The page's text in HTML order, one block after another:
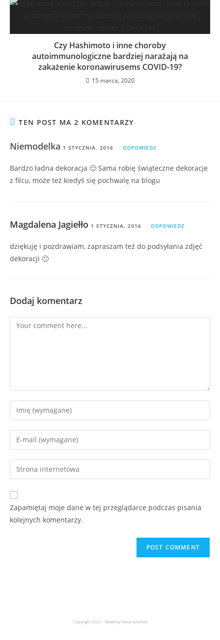
Czy Hashimoto i inne choroby
autoimmunologiczne bardziej narażają na
zakażenie koronawirusems COVID-19?
15 marca, 2020
TEN POST MA 2 KOMENTARZY
Niemodelka 1 STYCZNIA, 2016 ODPOWIEDZ
Bardzo ładna dekoracja 🙂 Sama robię świąteczne dekoracje
z filcu, może też kiedyś się pochwalę na blogu
Magdalena Jagiełło 1 STYCZNIA, 2016 ODPOWIEDZ
dziękuję i pozdrawiam, zapraszam też do podsyłania zdjęć
dekoracji 🙂
Dodaj komentarz
Zapamiętaj moje dane w tej przeglądarce podczas pisania
kolejnych komentarzy.
Copyright 2021 - Made by Oskar Łoziński